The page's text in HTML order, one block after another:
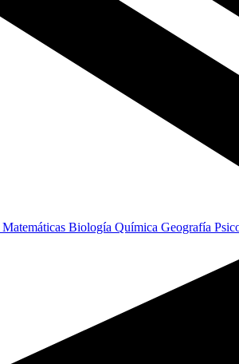
Matemáticas Biología Química Geografía